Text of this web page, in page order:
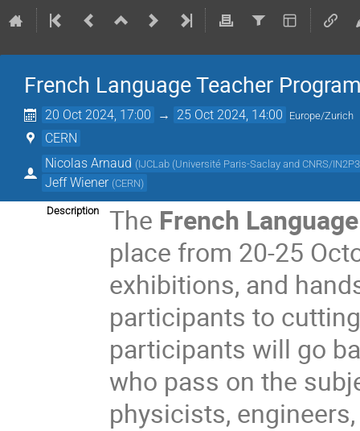
French Language Teacher
20 Oct 2024, 17:00 → 25 Oct 2024, 14:00 Europe/Zurich
CERN
Nicolas Arnaud (IJCLab (Université Paris-Saclay and CNRS/
Jeff Wiener (CERN)
Description The French
place from 20-25
exhibitions, and
participants to
participants will go
who pass on the
physicists,